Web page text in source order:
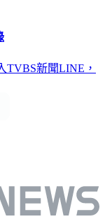
TVBS新聞LINE，